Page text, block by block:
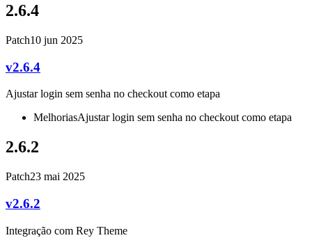
2.6.4
Patch10 jun 2025
v2.6.4
Ajustar login sem senha no checkout como etapa
MelhoriasAjustar login sem senha no checkout como etapa
2.6.2
Patch23 mai 2025
v2.6.2
Integração com Rey Theme